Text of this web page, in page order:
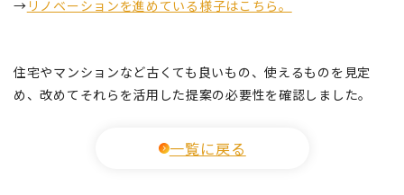
→ リノベーションを進めている様子はこちら。
住宅やマンションなど古くても良いもの、使えるものを見定
め、改めてそれらを活用した提案の必要性を確認しました。
一覧に戻る